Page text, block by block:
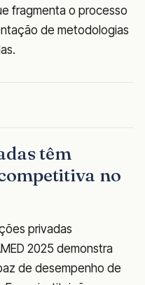
fragmenta o processo
de metodologias
têm
no
privadas
2025 demonstra
de desempenho de